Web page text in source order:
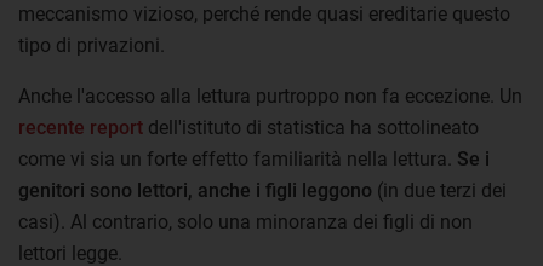
meccanismo vizioso, perché rende quasi ereditarie questo
tipo di privazioni.
Anche l'accesso alla lettura purtroppo non fa eccezione. Un
recente report dell'istituto di statistica ha sottolineato
come vi sia un forte effetto familiarità nella lettura. Se i
genitori sono lettori, anche i figli leggono (in due terzi dei
casi). Al contrario, solo una minoranza dei figli di non
lettori legge.